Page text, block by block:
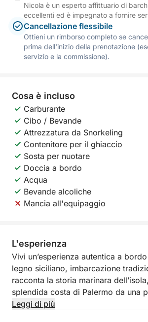
Nicola è un esperto affittuario di
eccellenti ed è impegnato a fornire
Cancellazione flessibile
Ottieni un rimborso completo se
prima dell'inizio della prenotazione
servizio e la commissione).
Cosa è incluso
Carburante
Cibo / Bevande
Attrezzatura da Snorkeling
Contenitore per il ghiaccio
Sosta per nuotare
Doccia a bordo
Acqua
Bevande alcoliche
Mancia all'equipaggio
L'esperienza
Vivi un’esperienza autentica a
legno siciliano, imbarcazione
racconta la storia marinara
splendida costa di Palermo da una
unica.
Leggi di più